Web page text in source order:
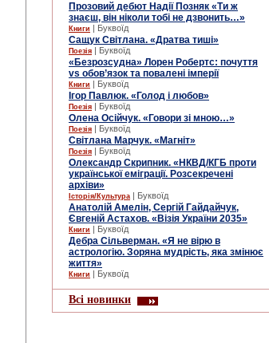
Прозовий дебют Надії Позняк «Ти ж
знаєш, він ніколи тобі не дзвонить…»
Книги | Буквоїд
Сащук Світлана. «Дратва тиші»
Поезія | Буквоїд
«Безрозсудна» Лорен Робертс: почуття
vs обов’язок та повалені імперії
Книги | Буквоїд
Ігор Павлюк. «Голод і любов»
Поезія | Буквоїд
Олена Осійчук. «Говори зі мною…»
Поезія | Буквоїд
Світлана Марчук. «Магніт»
Поезія | Буквоїд
Олександр Скрипник. «НКВД/КГБ проти
української еміграції. Розсекречені
архіви»
Історія/Культура | Буквоїд
Анатолій Амелін, Сергій Гайдайчук,
Євгеній Астахов. «Візія України 2035»
Книги | Буквоїд
Дебра Сільверман. «Я не вірю в
астрологію. Зоряна мудрість, яка змінює
життя»
Книги | Буквоїд
Всі новинки